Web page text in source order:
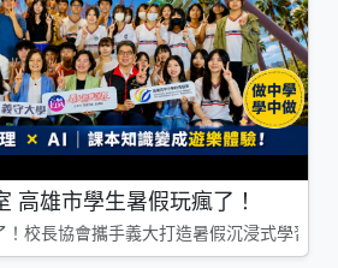
高雄市學生暑假玩瘋了！
！校長協會攜手義大打造暑假沉浸式學習基